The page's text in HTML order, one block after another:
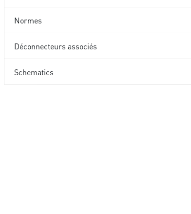
Normes
Déconnecteurs associés
Schematics